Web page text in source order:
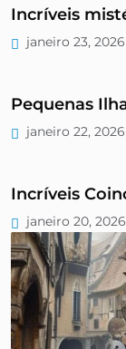
Incríveis
janeiro 23, 2026
Pequenas
janeiro 22, 2026
Incríveis
janeiro 20, 2026